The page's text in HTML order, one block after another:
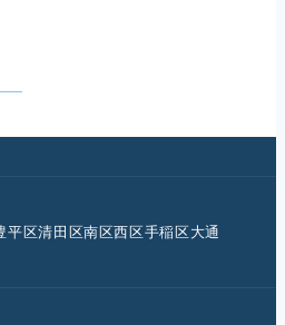
平区清田区南区西区手稲区大通